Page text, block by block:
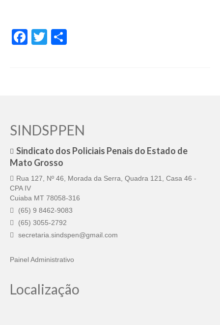
Facebook
Twitter
SINDSPPEN
Sindicato dos Policiais Penais do Estado de
Mato Grosso
Rua 127, Nº 46, Morada da Serra, Quadra 121, Casa 46 -
CPA IV
Cuiaba MT 78058-316
(65) 9 8462-9083
(65) 3055-2792
secretaria.sindspen@gmail.com
Painel Administrativo
Localização